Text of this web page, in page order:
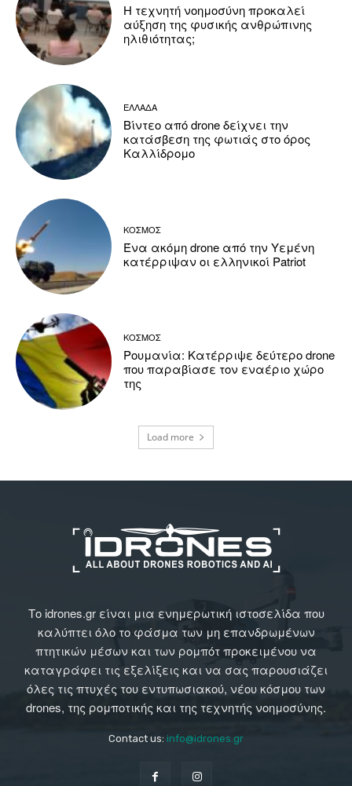
Η τεχνητή νοημοσύνη προκαλεί
αύξηση της φυσικής ανθρώπινης
ηλιθιότητας;
ΕΛΛΑΔΑ
Βίντεο από drone δείχνει την
κατάσβεση της φωτιάς στο όρος
Καλλίδρομο
ΚΟΣΜΟΣ
Ένα ακόμη drone από την Υεμένη
κατέρριψαν οι ελληνικοί Patriot
ΚΟΣΜΟΣ
Ρουμανία: Κατέρριψε δεύτερο drone
που παραβίασε τον εναέριο χώρο
της
Load more
Το idrones.gr είναι μια ενημερωτική ιστοσελίδα που
καλύπτει όλο το φάσμα των μη επανδρωμένων
πτητικών μέσων και των ρομπότ προκειμένου να
καταγράφει τις εξελίξεις και να σας παρουσιάζει
όλες τις πτυχές του εντυπωσιακού, νέου κόσμου των
drones, της ρομποτικής και της τεχνητής νοημοσύνης.
Contact us: info@idrones.gr